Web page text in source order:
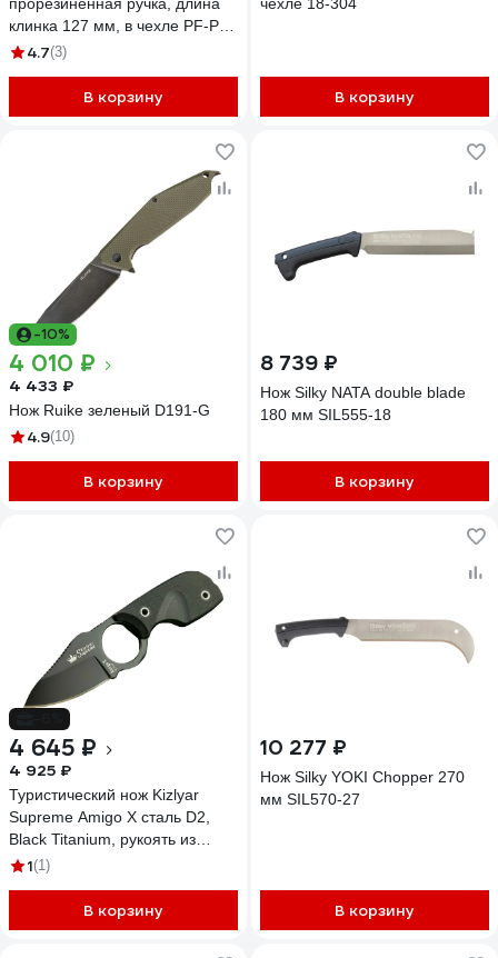
клинка 127 мм, в чехле PF-PK-
204.7(3)
В корзину В корзину
-10%
4 010 ₽
4 433 ₽
Нож Ruike зеленый D191-G
4.9(10)
В корзину
8 739 ₽
Нож Silky NATA double blade
180 мм SIL555-18
В корзину
4 645 ₽
4 925 ₽
Туристический нож Kizlyar
Supreme Amigo X сталь D2,
Black Titanium, рукоять из
черного G13 4650065056076
1(1)
В корзину
10 277 ₽
Нож Silky YOKI Chopper 270
мм SIL570-27
В корзину